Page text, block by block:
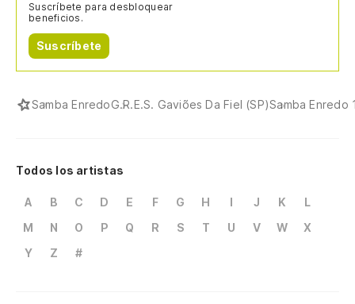
Suscríbete para desbloquear
beneficios.
Suscríbete
Samba EnredoG.R.E.S. Gaviões Da Fiel (SP)Samba Enredo
Todos los artistas
A B C D E F G H I J K
L
M
N O P Q R S T U V W
X
Y
Z #